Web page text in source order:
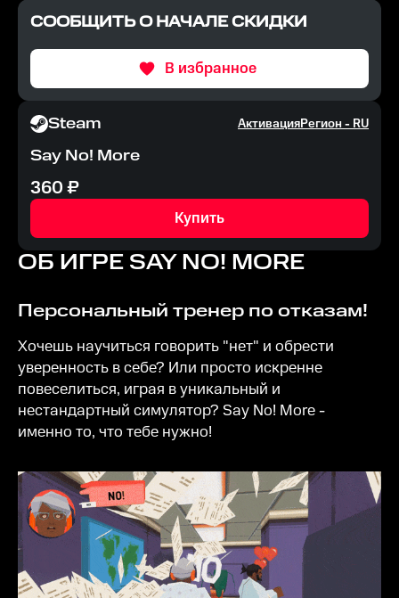
СООБЩИТЬ О НАЧАЛЕ СКИДКИ
В избранное
Steam АктивацияРегион -RU
Say No! More
360₽
Купить
ОБ ИГРЕ SAY NO! MORE
Персональный тренер по отказам!
Хочешь научиться говорить "нет" и обрести
уверенность в себе? Или просто искренне
повеселиться, играя в уникальный и
нестандартный симулятор? Say No! More -
именно то, что тебе нужно!